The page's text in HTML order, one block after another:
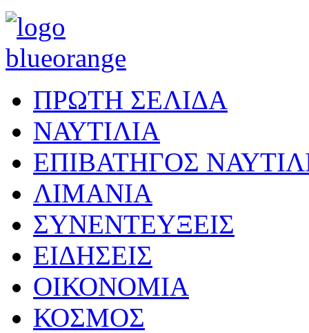
ΠΡΩΤΗ ΣΕΛΙΔΑ
ΝΑΥΤΙΛΙΑ
ΕΠΙΒΑΤΗΓΟΣ
ΛΙΜΑΝΙΑ
ΣΥΝΕΝΤΕΥΞΕΙΣ
ΕΙΔΗΣΕΙΣ
ΟΙΚΟΝΟΜΙΑ
ΚΟΣΜΟΣ